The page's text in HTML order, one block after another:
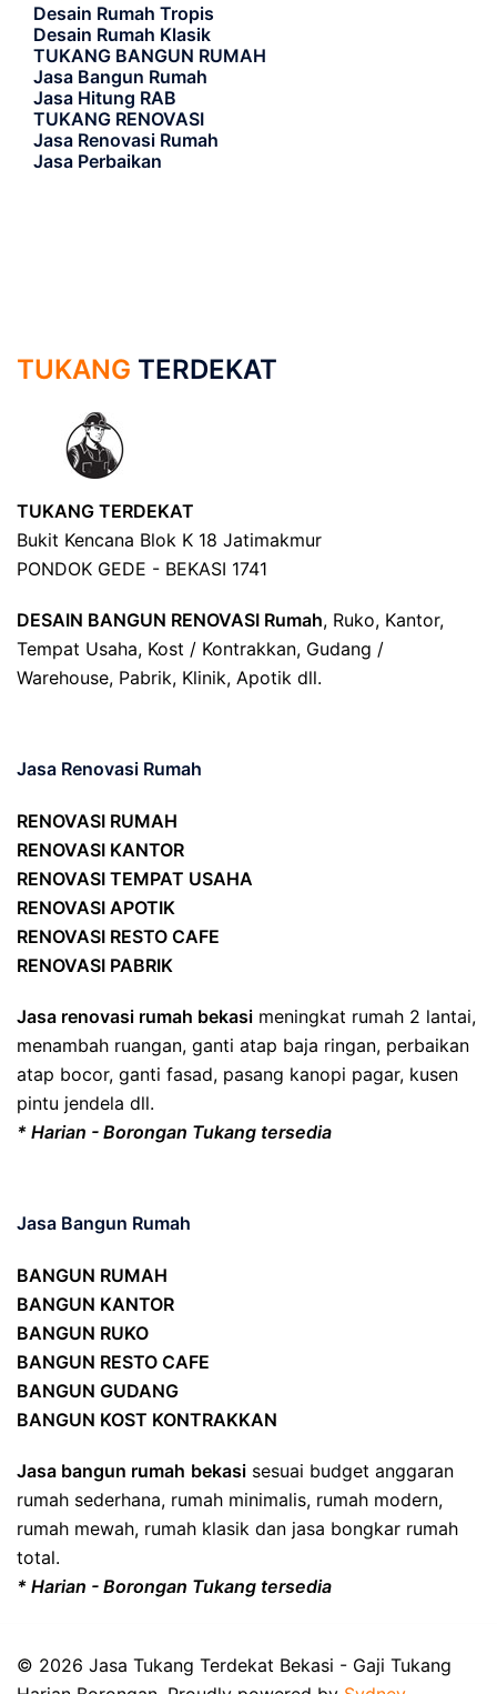
Desain Rumah Tropis
Desain Rumah Klasik
TUKANG BANGUN RUMAH
Jasa Bangun Rumah
Jasa Hitung RAB
TUKANG RENOVASI
Jasa Renovasi Rumah
Jasa Perbaikan
TUKANG TERDEKAT
TUKANG TERDEKAT
Bukit Kencana Blok K 18 Jatimakmur
PONDOK GEDE - BEKASI 1741
DESAIN BANGUN RENOVASI Rumah, Ruko, Kantor,
Tempat Usaha, Kost / Kontrakkan, Gudang /
Warehouse, Pabrik, Klinik, Apotik dll.
Jasa Renovasi Rumah
RENOVASI RUMAH
RENOVASI KANTOR
RENOVASI TEMPAT USAHA
RENOVASI APOTIK
RENOVASI RESTO CAFE
RENOVASI PABRIK
Jasa renovasi rumah bekasi meningkat rumah 2 lantai,
menambah ruangan, ganti atap baja ringan, perbaikan
atap bocor, ganti fasad, pasang kanopi pagar, kusen
pintu jendela dll.
* Harian - Borongan Tukang tersedia
Jasa Bangun Rumah
BANGUN RUMAH
BANGUN KANTOR
BANGUN RUKO
BANGUN RESTO CAFE
BANGUN GUDANG
BANGUN KOST KONTRAKKAN
Jasa bangun rumah bekasi sesuai budget anggaran
rumah sederhana, rumah minimalis, rumah modern,
rumah mewah, rumah klasik dan jasa bongkar rumah
total.
* Harian - Borongan Tukang tersedia
© 2026 Jasa Tukang Terdekat Bekasi - Gaji Tukang